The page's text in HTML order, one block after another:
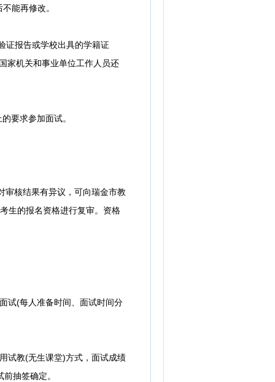
能再修改。
报告或学校出具的学籍证
家机关和事业单位工作人员还
要求参加面试。
核结果有异议，可向瑞金市教
生的报名资格进行复审。资格
试(每人准备时间、面试时间分
试教(无生课堂)方式，面试成绩
抽签确定。